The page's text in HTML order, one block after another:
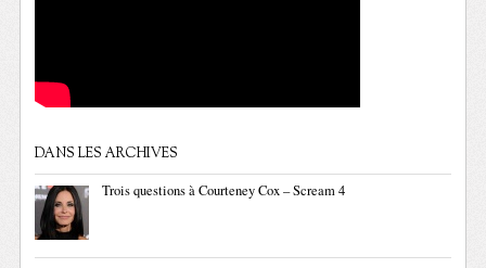
DANS LES ARCHIVES
Trois questions à Courteney Cox – Scream 4